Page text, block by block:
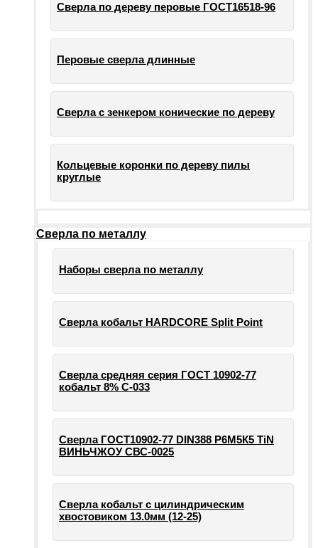
Сверла по дереву перовые ГОСТ16518-96
Перовые сверла длинные
Сверла с зенкером конические по дереву
Кольцевые коронки по дереву пилы
круглые
Сверла по металлу
Наборы сверла по металлу
Сверла кобальт HARDCORE Split Point
Сверла средняя серия ГОСТ 10902-77
кобальт 8% С-033
Сверла ГОСТ10902-77 DIN388 Р6М5К5 TiN
ВИНЬЧЖОУ СВС-0025
Сверла кобальт с цилиндрическим
хвостовиком 13.0мм (12-25)